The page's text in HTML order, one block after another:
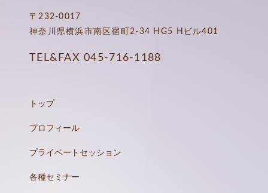
〒232-0017
神奈川県横浜市南区宿町2-34 HG5 Hビル401
TEL&FAX045-716-1188
トップ
プロフィール
プライベートセッション
各種セミナー